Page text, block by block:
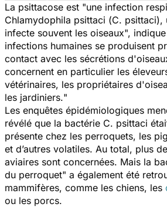
La psittacose est "une infection
Chlamydophila psittaci (C. psittaci),
infecte souvent les oiseaux", indique
infections humaines se produisent
contact avec les sécrétions
concernent en particulier les
vétérinaires, les propriétaires
les jardiniers."
Les enquêtes épidémiologiques
révélé que la bactérie C. psittaci
présente chez les perroquets, les
et d’autres volatiles. Au total, plus
aviaires sont concernées. Mais la
du perroquet" a également été
mammifères, comme les chiens, les
ou les porcs.